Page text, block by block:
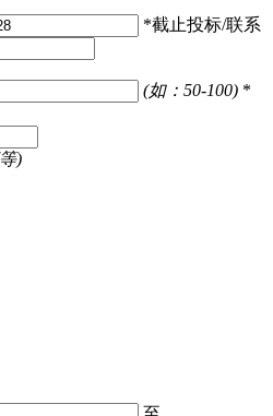
*截止投标/联系
(如：50-100) *
)